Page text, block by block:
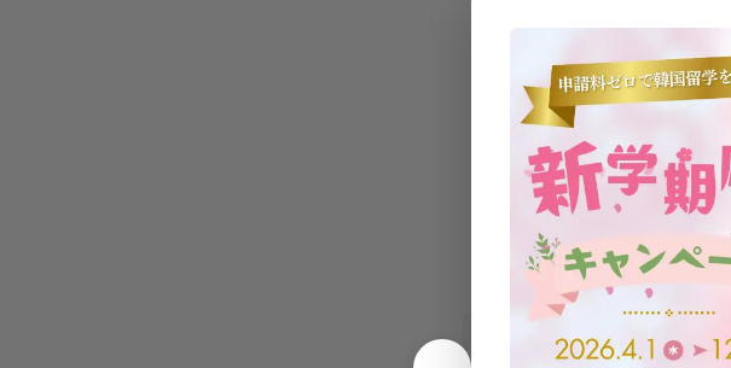
エアコン(個人管理
シャワー 洗面台